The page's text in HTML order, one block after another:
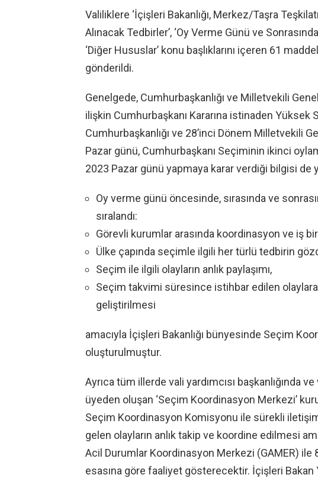
Valiliklere ‘İçişleri Bakanlığı, Merkez/Taşra
Alınacak Tedbirler’, ‘Oy Verme Günü ve
‘Diğer Hususlar’ konu başlıklarını içeren 61
gönderildi.
Genelgede, Cumhurbaşkanlığı ve Milletvekili
ilişkin Cumhurbaşkanı Kararına istinaden Yüksek
Cumhurbaşkanlığı ve 28’inci Dönem Milletvekili
Pazar günü, Cumhurbaşkanı Seçiminin ikinci
2023 Pazar günü yapmaya karar verdiği bilgisi de
Oy verme günü öncesinde, sırasında ve
sıralandı:
Görevli kurumlar arasında koordinasyon ve iş
Ülke çapında seçimle ilgili her türlü tedbirin
Seçim ile ilgili olayların anlık paylaşımı,
Seçim takvimi süresince istihbar edilen
geliştirilmesi
amacıyla İçişleri Bakanlığı bünyesinde Seçim
oluşturulmuştur.
Ayrıca tüm illerde vali yardımcısı başkanlığında
üyeden oluşan ‘Seçim Koordinasyon Merkezi’
Seçim Koordinasyon Komisyonu ile sürekli
gelen olayların anlık takip ve koordine edilmesi
Acil Durumlar Koordinasyon Merkezi (GAMER) ile
esasına göre faaliyet gösterecektir. İçişleri Bakan